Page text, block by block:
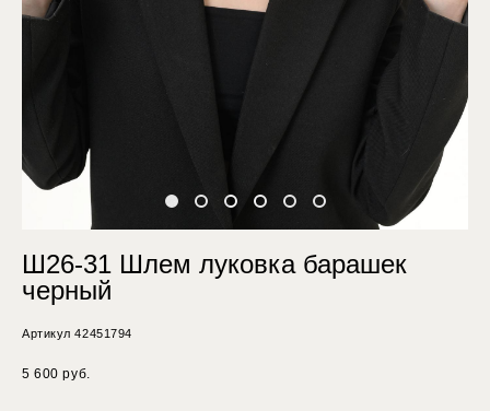
Ш26-31 Шлем луковка барашек
черный
Артикул 42451794
5 600 pуб.